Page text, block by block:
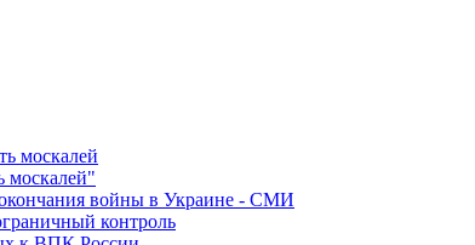
москалей"
войны в Украине - СМИ
контроль